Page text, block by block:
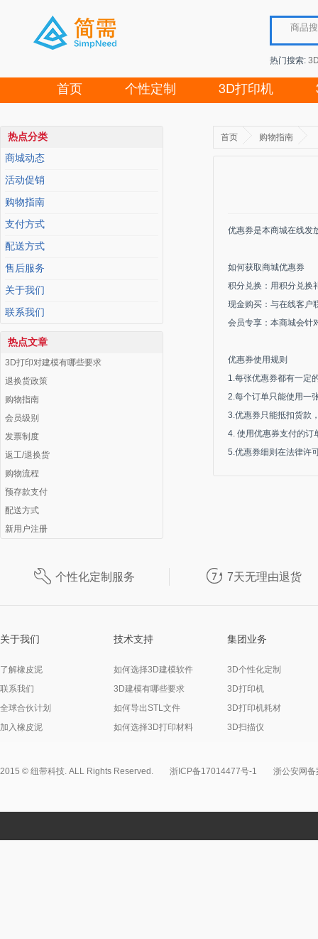
热门搜索:
首页 个性定制 3D打印机
热点分类
商城动态
活动促销
购物指南
支付方式
配送方式
售后服务
关于我们
联系我们
热点文章
3D打印对建模有哪些要求
退换货政策
购物指南
会员级别
发票制度
返工/退换货
购物流程
预存款支付
配送方式
新用户注册
首页 购物指南
优惠券是本商城在线发
如何获取商城优惠券
积分兑换：用积分兑换
现金购买：与在线客户
会员专享：本商城会针
优惠券使用规则
1.每张优惠券都有一定
2.每个订单只能使用一
3.优惠券只能抵扣货款
4. 使用优惠券支付的订
5.优惠券细则在法律许
 个性化定制服务  7天无理由退货
关于我们
了解橡皮泥
联系我们
全球合伙计划
加入橡皮泥
技术支持
如何选择3D建模软件
3D建模有哪些要求
如何导出STL文件
如何选择3D打印材料
集团业务
3D个性化定制
3D打印机
3D打印机耗材
3D扫描仪
2015 © 纽带科技. ALL Rights Reserved. 浙ICP备17014477号-1 浙公安网